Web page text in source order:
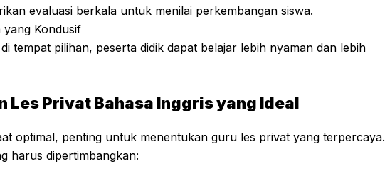
evaluasi berkala untuk menilai perkembangan siswa.
yang Kondusif
tempat pilihan, peserta didik dapat belajar lebih nyaman dan lebih
Les Privat Bahasa Inggris yang Ideal
optimal, penting untuk menentukan guru les privat yang terpercaya.
harus dipertimbangkan: